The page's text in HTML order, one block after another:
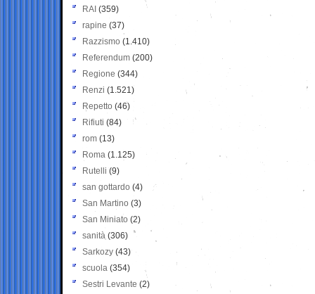
RAI (359)
rapine (37)
Razzismo (1.410)
Referendum (200)
Regione (344)
Renzi (1.521)
Repetto (46)
Rifiuti (84)
rom (13)
Roma (1.125)
Rutelli (9)
san gottardo (4)
San Martino (3)
San Miniato (2)
sanità (306)
Sarkozy (43)
scuola (354)
Sestri Levante (2)